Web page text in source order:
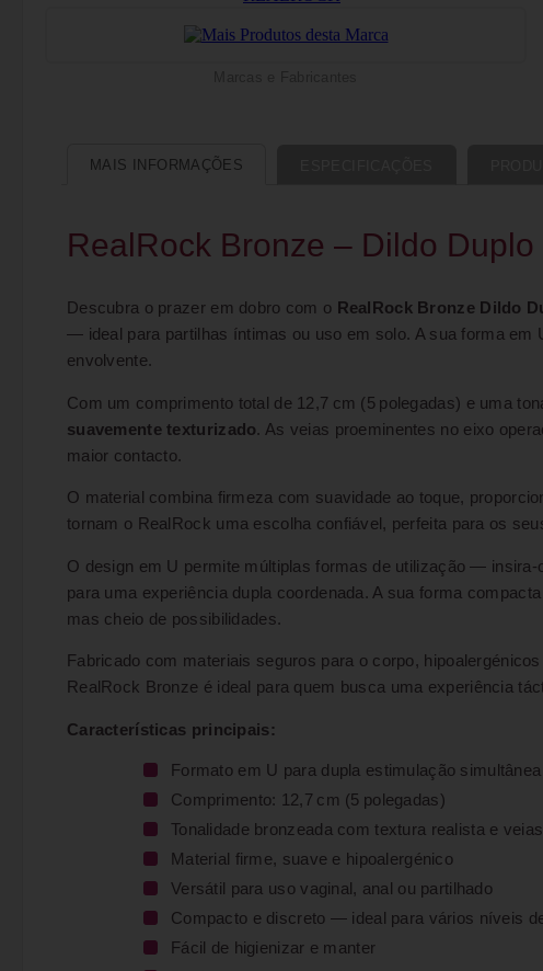
MAIS INFORMAÇÕES
RealRock Bronze – Dildo
Descubra o prazer em dobro com o RealRock Bronze Dildo
— ideal para partilhas íntimas ou uso em solo. A sua forma em
envolvente.
Com um comprimento total de 12,7 cm (5 polegadas) e uma
suavemente texturizado. As veias proeminentes no eixo
maior contacto.
O material combina firmeza com suavidade ao toque,
tornam o RealRock uma escolha confiável, perfeita para os
O design em U permite múltiplas formas de utilização —
para uma experiência dupla coordenada. A sua forma
mas cheio de possibilidades.
Fabricado com materiais seguros para o corpo,
RealRock Bronze é ideal para quem busca uma experiência
Características principais:
Formato em U para dupla estimulação simultânea
Comprimento: 12,7 cm (5 polegadas)
Tonalidade bronzeada com textura realista e veias
Material firme, suave e hipoalergénico
Versátil para uso vaginal, anal ou partilhado
Compacto e discreto — ideal para vários níveis
Fácil de higienizar e manter